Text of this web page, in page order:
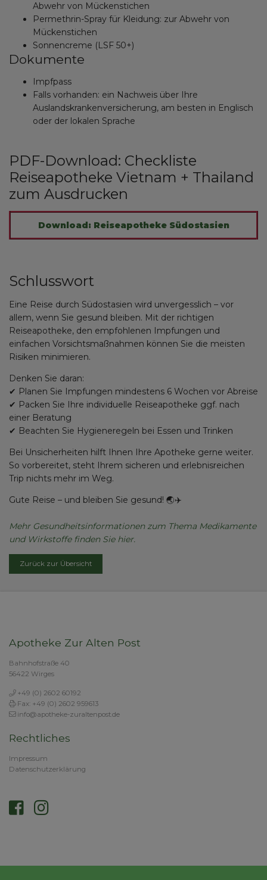
Zurück zur Übersicht
Abwehr von Mückenstichen
Permethrin-Spray für Kleidung: zur Abwehr von
Mückenstichen
Sonnencreme (LSF 50+)
Dokumente
Impfpass
Falls vorhanden: ein Nachweis über Ihre
Auslandskrankenversicherung, am besten in Englisch
oder der lokalen Sprache
PDF-Download: Checkliste
Reiseapotheke Vietnam + Thailand
zum Ausdrucken
Download: Reiseapotheke Südostasien
Schlusswort
Eine Reise durch Südostasien wird unvergesslich – vor
allem, wenn Sie gesund bleiben. Mit der richtigen
Reiseapotheke, den empfohlenen Impfungen und
einfachen Vorsichtsmaßnahmen können Sie die meisten
Risiken minimieren.
Denken Sie daran:
✔ Planen Sie Impfungen mindestens 6 Wochen vor Abreise
✔ Packen Sie Ihre individuelle Reiseapotheke ggf. nach
einer Beratung
✔ Beachten Sie Hygieneregeln bei Essen und Trinken
Bei Unsicherheiten hilft Ihnen Ihre Apotheke gerne weiter.
So vorbereitet, steht Ihrem sicheren und erlebnisreichen
Trip nichts mehr im Weg.
Gute Reise – und bleiben Sie gesund! 🌏✈️
Mehr Gesundheitsinformationen zum Thema Medikamente
und Wirkstoffe finden Sie hier.
Apotheke Zur Alten Post
Bahnhofstraße 40
56422 Wirges
+49 (0) 2602 60192
Fax: +49 (0) 2602 959613
info@apotheke-zuraltenpost.de
Rechtliches
Impressum
Datenschutzerklärung